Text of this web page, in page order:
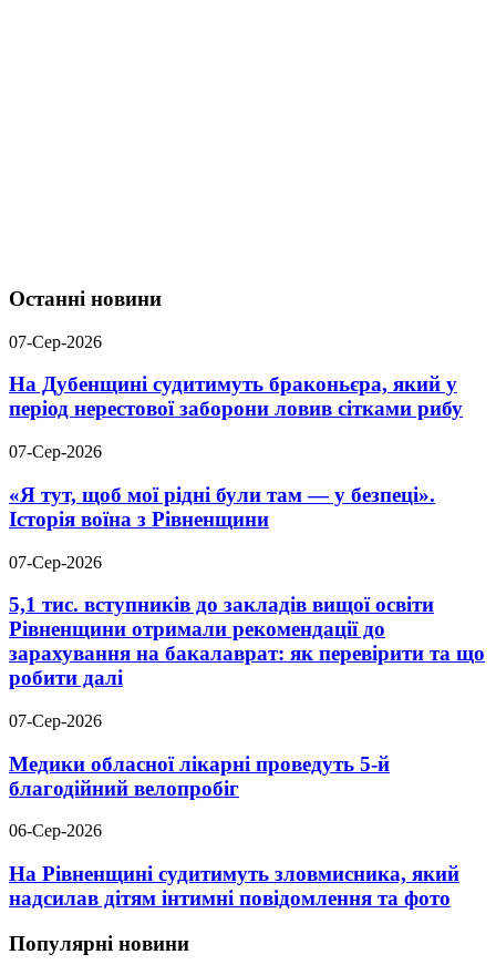
Останні новини
07-Сер-2026
На Дубенщині судитимуть браконьєра, який у
період нерестової заборони ловив сітками рибу
07-Сер-2026
«Я тут, щоб мої рідні були там — у безпеці».
Історія воїна з Рівненщини
07-Сер-2026
5,1 тис. вступників до закладів вищої освіти
Рівненщини отримали рекомендації до
зарахування на бакалаврат: як перевірити та що
робити далі
07-Сер-2026
Медики обласної лікарні проведуть 5-й
благодійний велопробіг
06-Сер-2026
На Рівненщині судитимуть зловмисника, який
надсилав дітям інтимні повідомлення та фото
Популярні новини